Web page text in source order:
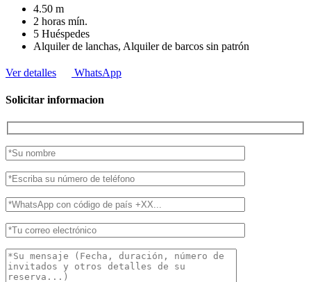
4.50 m
2 horas mín.
5 Huéspedes
Alquiler de lanchas, Alquiler de barcos sin patrón
Ver detalles WhatsApp
Solicitar informacion